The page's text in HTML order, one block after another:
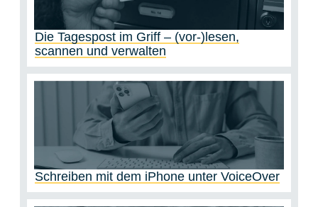
Die Tagespost im Griff – (vor-)lesen,
scannen und verwalten
Schreiben mit dem iPhone unter VoiceOver